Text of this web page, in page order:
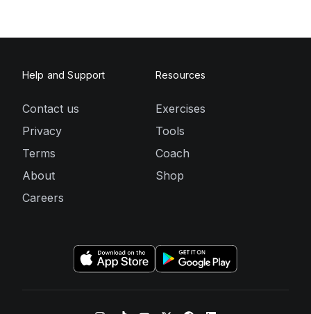
Help and Support
Contact us
Privacy
Terms
About
Careers
Resources
Exercises
Tools
Coach
Shop